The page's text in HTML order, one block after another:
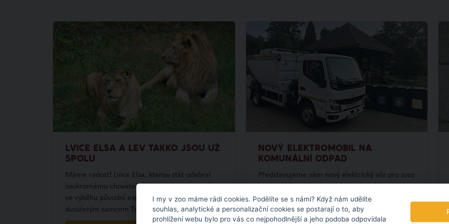
LVICE ELSA A LEV TAKKO JSOU UŽ
SPOLU
Máme radost! Lvice Elsa, kterou stát odebral
soukromému chovateli ze severní Moravy, už je
ve výběhu původní expozice lvů společně s
dvouletým samcem Takkem.
NOVÝ ELEKTROMOBIL NA
KOMUNÁLNÍ ODPAD
Představujeme vám nový elektrický vůz pro svoz
komunálního odpadu. Po fotovoltaické
elektrárně tak pokračujeme dalším projektem v
oblasti udržitelnosti.
I my v zoo máme rádi cookies. Podělíte se s námi? Když nám udělíte
souhlas, analytické a personalizační cookies se postarají o to, aby
prohlížení webu bylo pro vás co nejpohodlnější a jeho podoba odpovídala